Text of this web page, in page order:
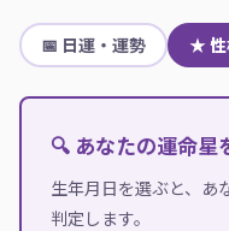
📅 日運・運勢 ★ 性
🔍 あなたの運命星
生年月日を選ぶと、あ
判定します。